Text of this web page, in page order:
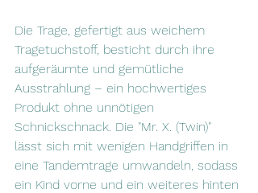
Die Trage, gefertigt aus weichem
Tragetuchstoff, besticht durch ihre
aufgeräumte und gemütliche
Ausstrahlung – ein hochwertiges
Produkt ohne unnötigen
Schnickschnack. Die "Mr. X. (Twin)"
lässt sich mit wenigen Handgriffen in
eine Tandemtrage umwandeln, sodass
ein Kind vorne und ein weiteres hinten